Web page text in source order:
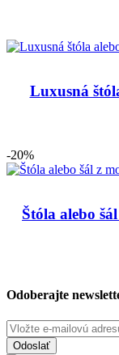
Luxusná
-20%
Štóla alebo
Odoberajte
Odoslať